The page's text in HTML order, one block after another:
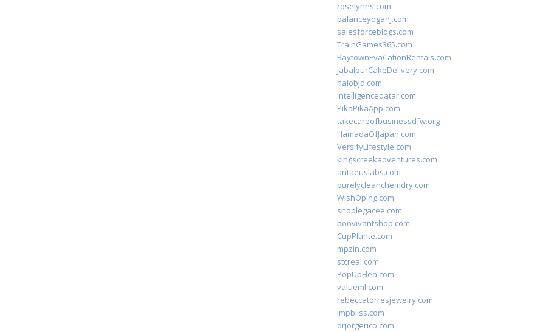
roselynns.com
balanceyoganj.com
salesforceblogs.com
TrainGames365.com
BaytownEvaCationRentals.com
JabalpurCakeDelivery.com
halobjd.com
intelligenceqatar.com
PikaPikaApp.com
takecareofbusinessdfw.org
HamadaOfJapan.com
VersifyLifestyle.com
kingscreekadventures.com
antaeuslabs.com
purelycleanchemdry.com
WishOping.com
shoplegacee.com
bonvivantshop.com
CupPlante.com
mpzin.com
stcreal.com
PopUpFlea.com
valueml.com
rebeccatorresjewelry.com
jmpbliss.com
drjorgerico.com